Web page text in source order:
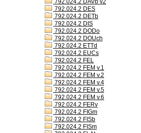
792.024.2 DAVb v2
792.024.2 DES
792.024.2 DETb
792.024.2 DIS
792.024.2 DODo
792.024.2 DOUch
792.024.2 ETTd
792.024.2 EUCs
792.024.2 FEL
792.024.2 FEM v.1
792.024.2 FEM v.2
792.024.2 FEM v.4
792.024.2 FEM v.5
792.024.2 FEM v.6
792.024.2 FERv
792.024.2 FIGm
792.024.2 FISb
792.024.2 FISm